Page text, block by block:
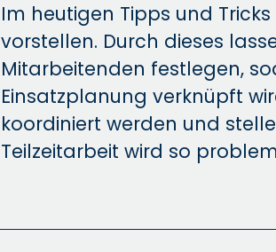
Im heutigen Tipps und
vorstellen. Durch dieses
Mitarbeitenden festlegen,
Einsatzplanung verknüpft
koordiniert werden und
Teilzeitarbeit wird so